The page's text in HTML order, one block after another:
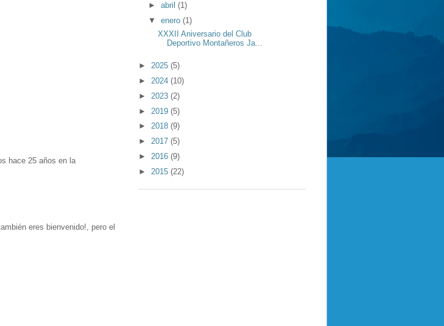
hace 25 años en la
eres bienvenido!, pero el
► abril (1)
▼ enero (1)
XXXII Aniversario del Club
Deportivo Montañeros Ja...
► 2025 (5)
► 2024 (10)
► 2023 (2)
► 2019 (5)
► 2018 (9)
► 2017 (5)
► 2016 (9)
► 2015 (22)